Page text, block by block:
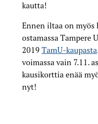
kautta!
Ennen iltaa on myös
ostamassa Tampere
2019 TamU-kaupasta
voimassa vain 7.11.
kausikorttia enää
nyt!